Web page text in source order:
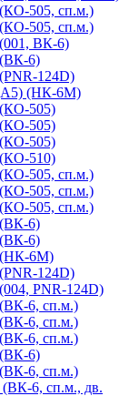
505, сп.м.)
505, сп.м.)
ВК-6)
6)
124D)
(НК-6М)
505)
505)
505)
510)
505, сп.м.)
505, сп.м.)
505, сп.м.)
6)
6)
(НК-6М)
124D)
PNR-124D)
6, сп.м.)
6, сп.м.)
6, сп.м.)
6)
6, сп.м.)
6, сп.м., дв.